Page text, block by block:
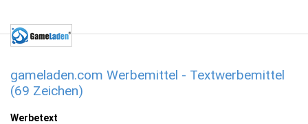
gameladen.com Werbemittel - Textwerbemittel
(69 Zeichen)
Werbetext